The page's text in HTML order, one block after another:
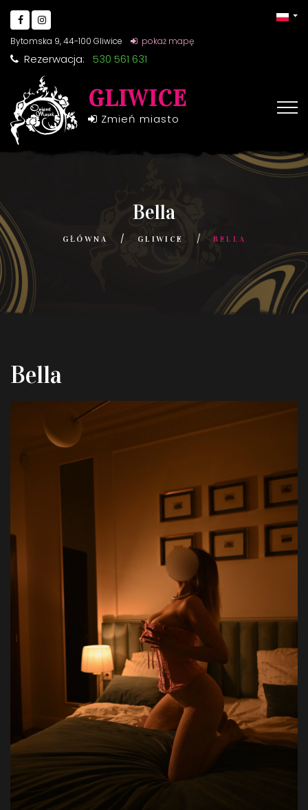
Bytomska 9, 44-100 Gliwice pokaż mapę
Rezerwacja: 530 561 631
GLIWICE
Zmień miasto
Bella
GŁÓWNA GLIWICE BELLA
Bella